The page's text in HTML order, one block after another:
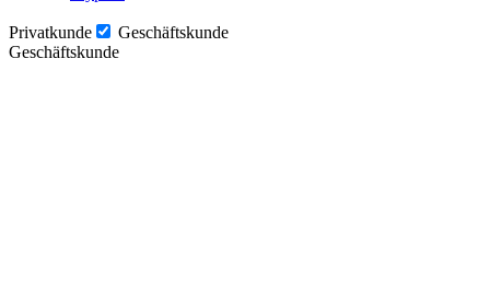
Privatkunde
Geschäftskunde
Geschäftskunde